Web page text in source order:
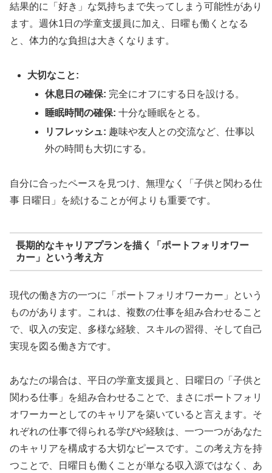
結果的に「好き」な気持ちまで失ってしまう可能性があり
ます。週休1日の学童支援員に加え、日曜も働くとなる
と、体力的な負担は大きくなります。
大切なこと:
休息日の確保: 完全にオフにする日を設ける。
睡眠時間の確保: 十分な睡眠をとる。
リフレッシュ: 趣味や友人との交流など、仕事以
外の時間も大切にする。
自分に合ったペースを見つけ、無理なく「子供と関わる仕
事 日曜日」を続けることが何よりも重要です。
長期的なキャリアプランを描く「ポートフォリオワー
カー」という考え方
現代の働き方の一つに「ポートフォリオワーカー」という
ものがあります。これは、複数の仕事を組み合わせること
で、収入の安定、多様な経験、スキルの習得、そして自己
実現を図る働き方です。
あなたの場合は、平日の学童支援員と、日曜日の「子供と
関わる仕事」を組み合わせることで、まさにポートフォリ
オワーカーとしてのキャリアを築いていると言えます。そ
れぞれの仕事で得られる学びや経験は、一つ一つがあなた
のキャリアを構成する大切なピースです。この考え方を持
つことで、日曜日も働くことが単なる収入源ではなく、あ